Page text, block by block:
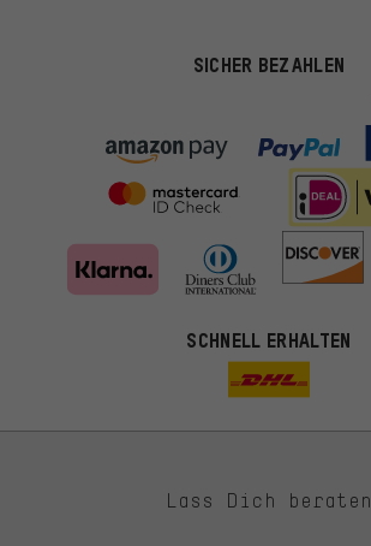
SICHER BEZAHLEN
SCHNELL ERHALTEN
Lass Dich beraten